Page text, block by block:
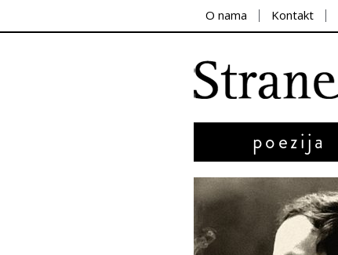
O nama Kontakt
poezija